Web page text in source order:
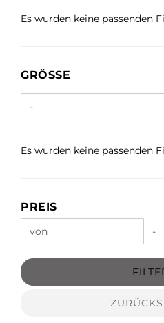
Es wurden keine passenden
GRÖSSE
GRÖSSE
Es wurden keine passenden
PREIS
PREIS
Preis bis -